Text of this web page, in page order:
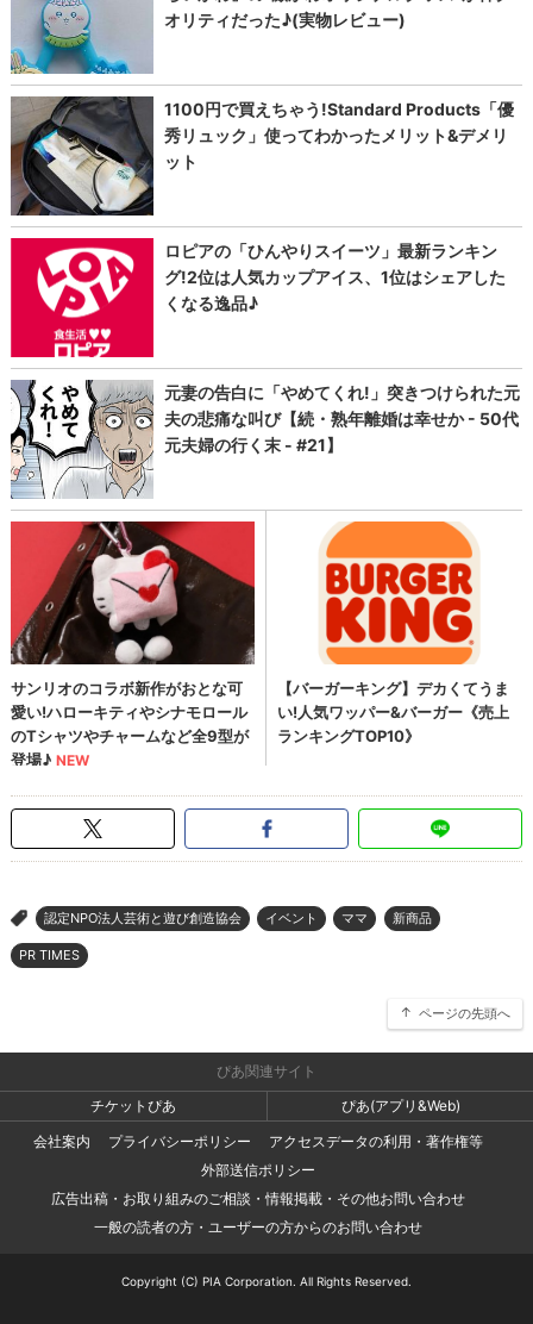
> 認定NPO法人芸術と遊び創造協会 イベント ママ 新商品
PR TIMES
ページの先頭へ
ぴあ関連サイト
チケットぴあ
ぴあ(アプリ&Web)
会社案内
プライバシーポリシー
アクセスデータの利用・著作権等
外部送信ポリシー
広告出稿・お取り組みのご相談・情報掲載・その他お問い合わせ
一般の読者の方・ユーザーの方からのお問い合わせ
Copyright (C) PIA Corporation. All Rights Reserved.